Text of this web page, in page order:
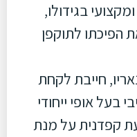
בגידולו,
הפיכתו לתוקפן
חייבת לקחת
אופי ייחודי
קפדנית על מנת